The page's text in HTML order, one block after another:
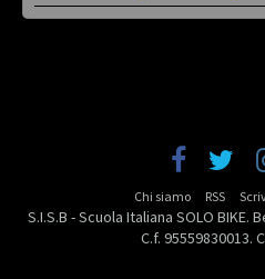
Chi siamo RSS
S.I.S.B - Scuola Italiana SOLO BIKE.
C.f. 95559830013.